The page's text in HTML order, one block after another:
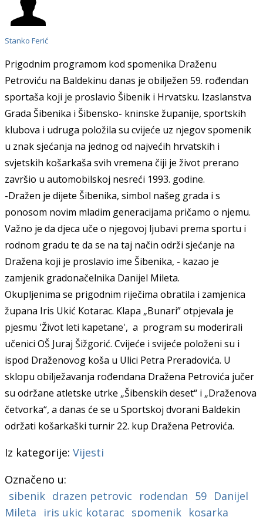
Stanko Ferić
Prigodnim programom kod spomenika Draženu
Petroviću na Baldekinu danas je obilježen 59. rođendan
sportaša koji je proslavio Šibenik i Hrvatsku. Izaslanstva
Grada Šibenika i Šibensko- kninske županije, sportskih
klubova i udruga položila su cvijeće uz njegov spomenik
u znak sjećanja na jednog od najvećih hrvatskih i
svjetskih košarkaša svih vremena čiji je život prerano
završio u automobilskoj nesreći 1993. godine.
-Dražen je dijete Šibenika, simbol našeg grada i s
ponosom novim mladim generacijama pričamo o njemu.
Važno je da djeca uče o njegovoj ljubavi prema sportu i
rodnom gradu te da se na taj način održi sjećanje na
Dražena koji je proslavio ime Šibenika, - kazao je
zamjenik gradonačelnika Danijel Mileta.
Okupljenima se prigodnim riječima obratila i zamjenica
župana Iris Ukić Kotarac. Klapa „Bunari” otpjevala je
pjesmu 'Život leti kapetane', a program su moderirali
učenici OŠ Juraj Šižgorić. Cvijeće i svijeće položeni su i
ispod Draženovog koša u Ulici Petra Preradovića. U
sklopu obilježavanja rođendana Dražena Petrovića jučer
su održane atletske utrke „Šibenskih deset“ i „Draženova
četvorka“, a danas će se u Sportskoj dvorani Baldekin
održati košarkaški turnir 22. kup Dražena Petrovića.
Iz kategorije: Vijesti
Označeno u:
sibenik drazen petrovic rodendan 59 Danijel
Mileta
iris ukic kotarac spomenik kosarka